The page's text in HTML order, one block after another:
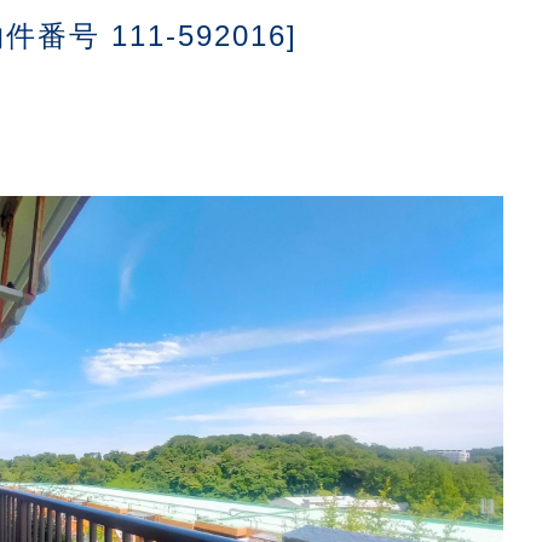
番号 111-592016]